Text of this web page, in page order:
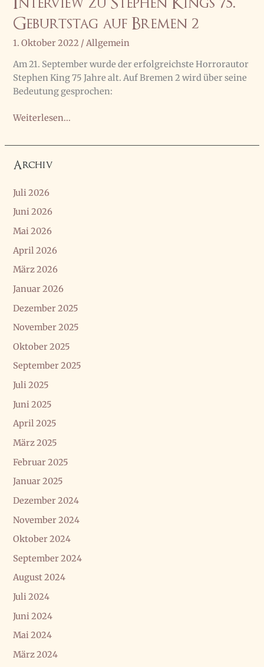
Geburtstag auf Bremen 2
1. Oktober 2022 /Allgemein
Am 21. September wurde der erfolgreichste Horrorautor
Stephen King 75 Jahre alt. Auf Bremen 2 wird über seine
Bedeutung gesprochen:
Interview
Stephen
Kings
75.
auf
Bremen
2
Weiterlesen...
Archiv
Juli 2026
Juni 2026
Mai 2026
April 2026
März 2026
Januar 2026
Dezember 2025
November 2025
Oktober 2025
September 2025
Juli 2025
Juni 2025
April 2025
März 2025
Februar 2025
Januar 2025
Dezember 2024
November 2024
Oktober 2024
September 2024
August 2024
Juli 2024
Juni 2024
Mai 2024
März 2024